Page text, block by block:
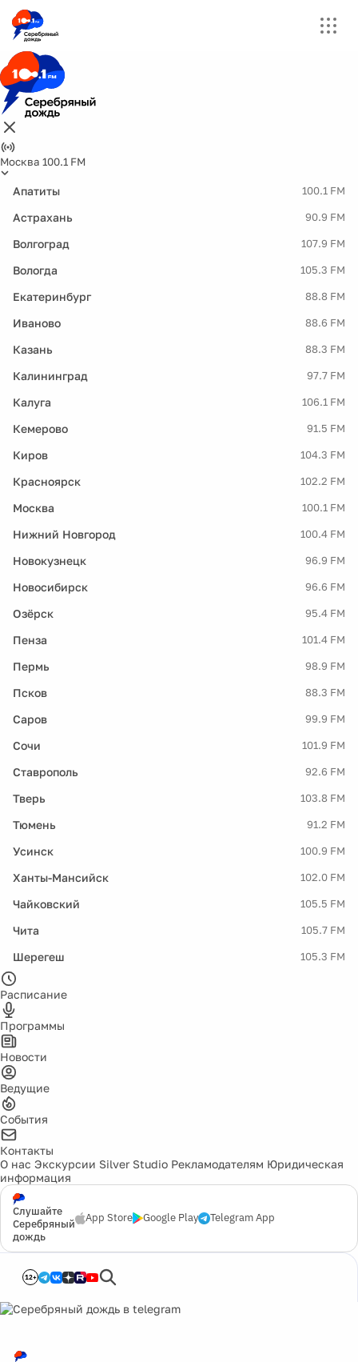
Москва 100.1 FM
Апатиты 100.1 FM
Астрахань 90.9 FM
Волгоград 107.9 FM
Вологда 105.3 FM
Екатеринбург 88.8 FM
Иваново 88.6 FM
Казань 88.3 FM
Калининград 97.7 FM
Калуга 106.1 FM
Кемерово 91.5 FM
Киров 104.3 FM
Красноярск 102.2 FM
Москва 100.1 FM
Нижний Новгород 100.4 FM
Новокузнецк 96.9 FM
Новосибирск 96.6 FM
Озёрск 95.4 FM
Пенза 101.4 FM
Пермь 98.9 FM
Псков 88.3 FM
Саров 99.9 FM
Сочи 101.9 FM
Ставрополь 92.6 FM
Тверь 103.8 FM
Тюмень 91.2 FM
Усинск 100.9 FM
Ханты-Мансийск 102.0 FM
Чайковский 105.5 FM
Чита 105.7 FM
Шерегеш 105.3 FM
Расписание
Программы
Новости
Ведущие
События
Контакты
О нас Экскурсии Silver Studio Рекламодателям Юридическая
информация
Слушайте
Серебряный
дождь
App Store Google Play Telegram App
12+